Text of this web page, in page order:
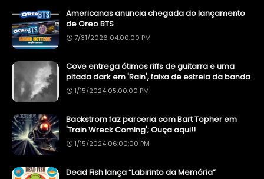
Americanas anuncia chegada do lançamento
de Oreo BTS
7/31/2026 04:00:00 PM
Cove entrega ótimos riffs de guitarra e uma
pitada dark em 'Rain', faixa de estreia da banda
1/15/2024 05:00:00 PM
Backstrom faz parceria com Bart Topher em
'Train Wreck Coming'; Ouça aqui!!
1/15/2024 06:00:00 PM
Dead Fish lança “Labirinto da Memória”